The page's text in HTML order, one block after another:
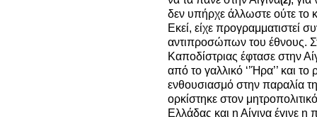
δεν υπήρχε άλλωστε ούτε το
Εκεί, είχε προγραμματιστεί
αντιπροσώπων του έθνους.
Καποδίστριας έφτασε στην
από το γαλλικό ‘’Ήρα’’ και το
ενθουσιασμό στην παραλία
ορκίστηκε στον
Ελλάδας και η Αίγινα έγινε